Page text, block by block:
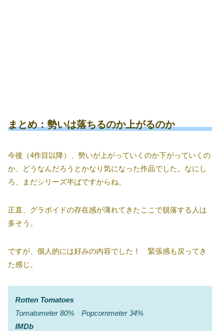
まとめ：勢いは落ちるのか上がるのか
今後（4作目以降）、勢いが上がっていくのか下がっていくの
か、どうなんだろうとかなり気になった作品でした。なにし
ろ、まだシリーズ半ばですからね。
正直、グラボイドの存在感が薄れてきたここで脱落する人は
多そう。
ですが、個人的には好みの内容でした！ 緊張感も戻ってき
た感じ。
Rotten Tomatoes
Tomatometer 80% Popcornmeter 34%
IMDb